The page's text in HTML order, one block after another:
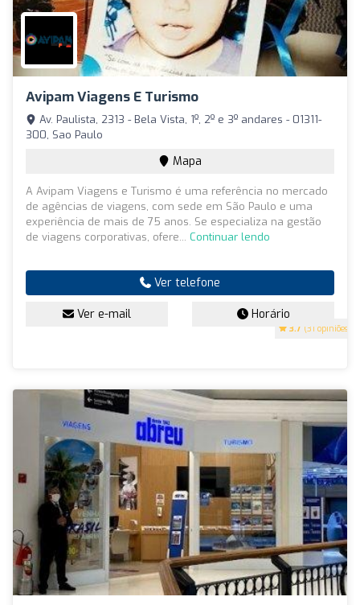
Avipam Viagens E Turismo
3.7 (31 opiniões)
Av. Paulista, 2313 - Bela Vista, 1º, 2º e 3º andares - 01311-
300, Sao Paulo
Mapa
A Avipam Viagens e Turismo é uma referência no mercado
de agências de viagens, com sede em São Paulo e uma
experiência de mais de 75 anos. Se especializa na gestão
de viagens corporativas, ofere... Continuar lendo
Ver telefone
Ver e-mail Horário